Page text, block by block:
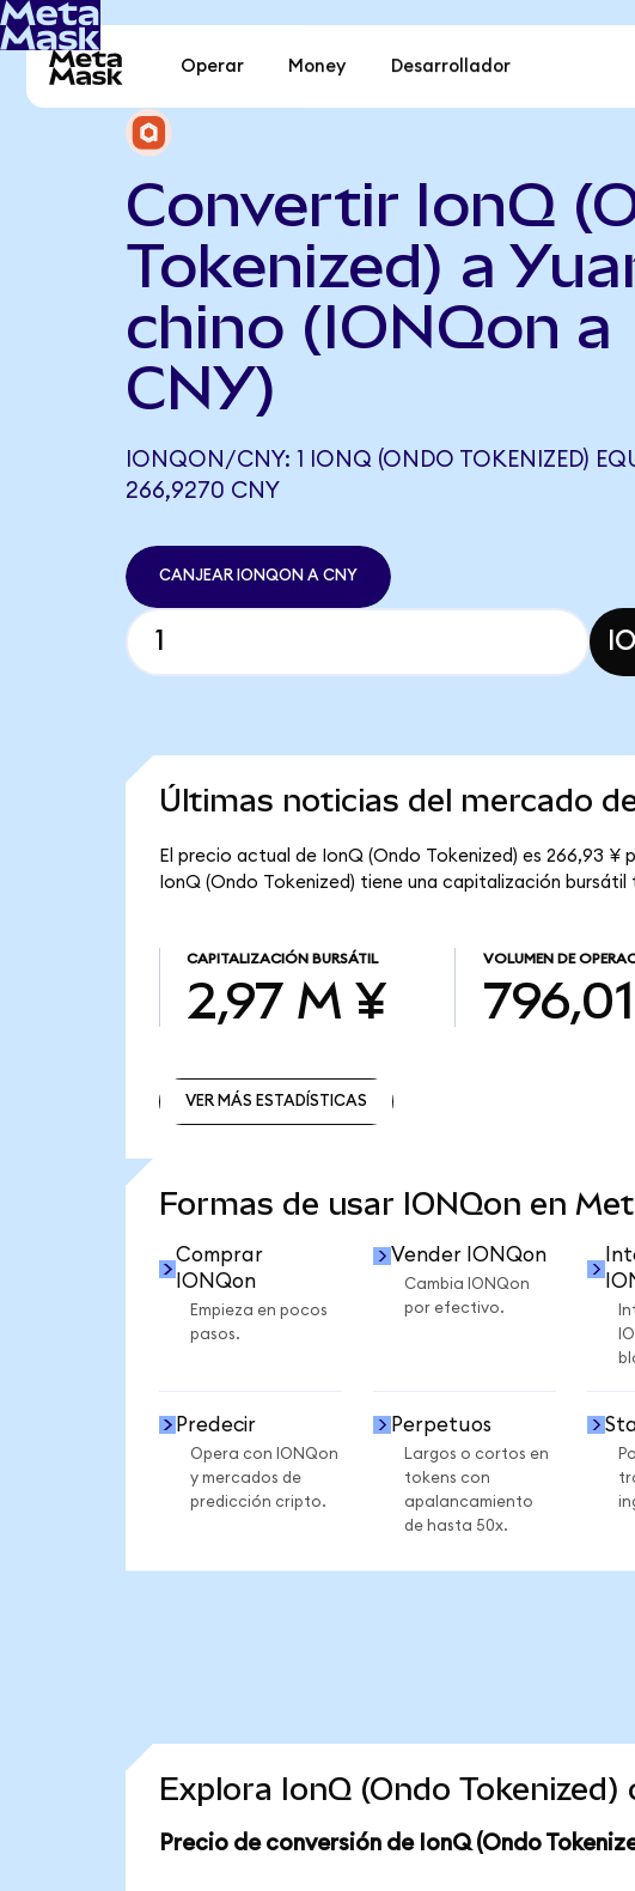
Operar Money Desarrollador
Convertir IonQ
Tokenized) a
chino (IONQon a
CNY)
IONQON/CNY: 1 IONQ (ONDO TOKENIZED)
266,9270 CNY
CANJEAR IONQON A CNY
Últimas noticias del mercado
El precio actual de IonQ (Ondo Tokenized) es 266,93 ¥
IonQ (Ondo Tokenized) tiene una capitalización
CAPITALIZACIÓN BURSÁTIL
2,97 M ¥
VOLUMEN DE
VER MÁS ESTADÍSTICAS
Formas de usar IONQon en
Comprar
IONQon
Empieza en pocos
pasos.
Vender IONQon
Cambia IONQon
por efectivo.
Predecir
Opera con IONQon
y mercados de
predicción cripto.
Perpetuos
Largos o cortos en
tokens con
apalancamiento
de hasta 50x.
Explora IonQ (Ondo
Precio de conversión de IonQ (Ondo